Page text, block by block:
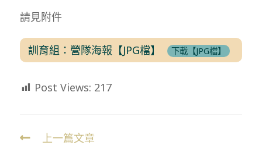
請見附件
訓育組：營隊海報【JPG檔】 下載【JPG檔】
Post Views: 217
Read上一篇文章